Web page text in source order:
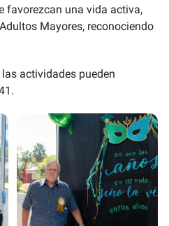
favorezcan una vida activa,
Mayores, reconociendo
actividades pueden